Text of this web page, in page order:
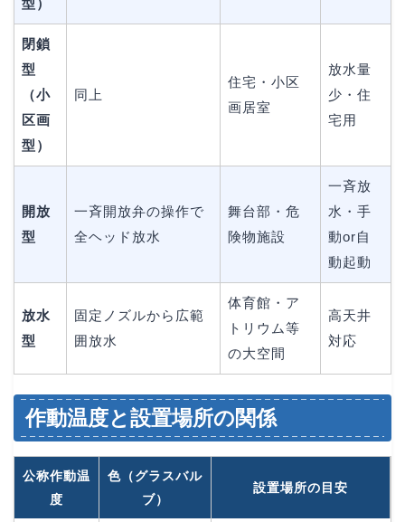
閉鎖
型
（小
区画
型）
同上
住宅・小区
画居室
放水量
少・住
宅用
開放
型
一斉開放弁の操作で
全ヘッド放水
舞台部・危
険物施設
一斉放
水・手
動or自
動起動
放水
型
固定ノズルから広範
囲放水
体育館・ア
トリウム等
の大空間
高天井
対応
作動温度と設置場所の関係
公称作動温
度
色（グラスバル
ブ）
設置場所の目安